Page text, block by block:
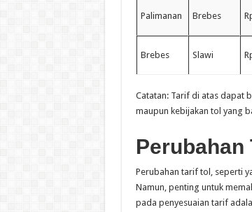
Palimanan Brebes
Brebes Slawi
Catatan: Tarif di atas dapat
maupun kebijakan tol yang
Perubahan
Perubahan tarif tol, seperti
Namun, penting untuk
pada penyesuaian tarif